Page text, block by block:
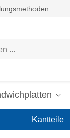
Kantteile